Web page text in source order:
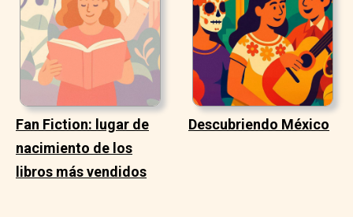
Fan Fiction: lugar de
nacimiento de los
libros más vendidos
Descubriendo México